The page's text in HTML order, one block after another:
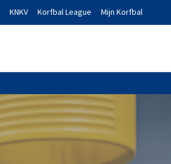
KNKV Korfbal League Mijn Korfbal